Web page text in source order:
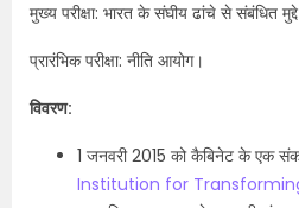
मुख्य परीक्षा: भारत के संघीय ढांचे से संबंधित
प्रारंभिक परीक्षा: नीति आयोग।
विवरण:
1 जनवरी 2015 को कैबिनेट के एक
Institution for